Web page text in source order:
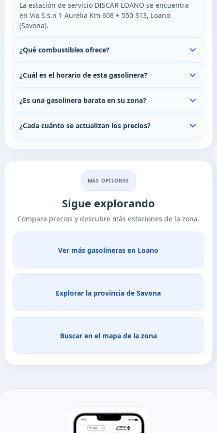
La estación de servicio DISCAR LOANO se encuentra
en Via S.s.n 1 Aurelia Km 608 + 550 313, Loano
(Savona).
¿Qué combustibles ofrece?
¿Cuál es el horario de esta gasolinera?
¿Es una gasolinera barata en su zona?
¿Cada cuánto se actualizan los precios?
MÁS OPCIONES
Sigue explorando
Compara precios y descubre más estaciones de la zona.
Ver más gasolineras en Loano
Explorar la provincia de Savona
Buscar en el mapa de la zona